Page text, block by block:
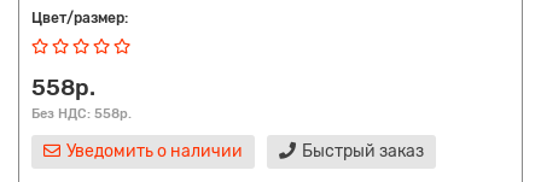
Цвет/размер:
558р.
Без НДС: 558р.
Уведомить о наличии Быстрый заказ